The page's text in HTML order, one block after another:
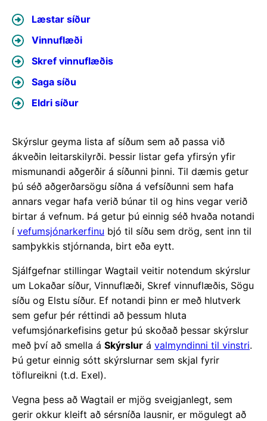
Læstar síður
Vinnuflæði
Skref vinnuflæðis
Saga síðu
Eldri síður
Skýrslur geyma lista af síðum sem að passa við
ákveðin leitarskilyrði. Þessir listar gefa yfirsýn yfir
mismunandi aðgerðir á síðunni þinni. Til dæmis getur
þú séð aðgerðarsögu síðna á vefsíðunni sem hafa
annars vegar hafa verið búnar til og hins vegar verið
birtar á vefnum. Þá getur þú einnig séð hvaða notandi
í vefumsjónarkerfinu bjó til síðu sem drög, sent inn til
samþykkis stjórnanda, birt eða eytt.
Sjálfgefnar stillingar Wagtail veitir notendum skýrslur
um Lokaðar síður, Vinnuflæði, Skref vinnuflæðis, Sögu
síðu og Elstu síður. Ef notandi þinn er með hlutverk
sem gefur þér réttindi að þessum hluta
vefumsjónarkefisins getur þú skoðað þessar skýrslur
með því að smella á Skýrslur á valmyndinni til vinstri.
Þú getur einnig sótt skýrslurnar sem skjal fyrir
töflureikni (t.d. Exel).
Vegna þess að Wagtail er mjög sveigjanlegt, sem
gerir okkur kleift að sérsníða lausnir, er mögulegt að